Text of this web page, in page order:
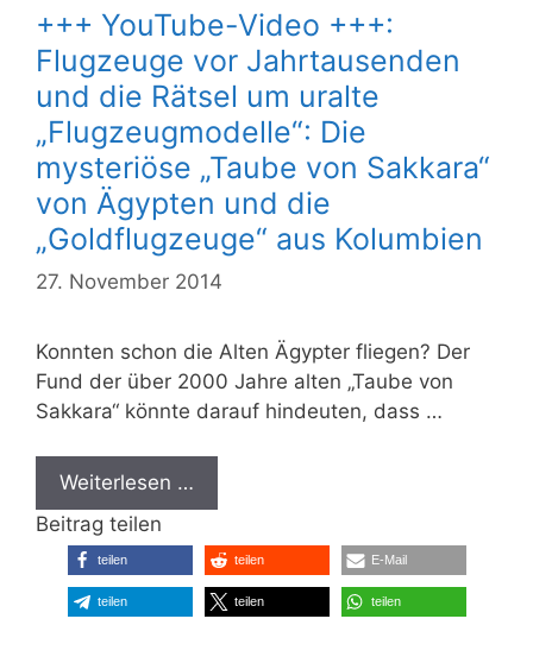
+++ YouTube-Video +++:
Flugzeuge vor Jahrtausenden
und die Rätsel um uralte
„Flugzeugmodelle“: Die
mysteriöse „Taube von Sakkara“
von Ägypten und die
„Goldflugzeuge“ aus Kolumbien
27. November 2014
Konnten schon die Alten Ägypter fliegen? Der
Fund der über 2000 Jahre alten „Taube von
Sakkara“ könnte darauf hindeuten, dass …
Weiterlesen …
Beitrag teilen
teilen teilen E-Mail
teilen teilen teilen